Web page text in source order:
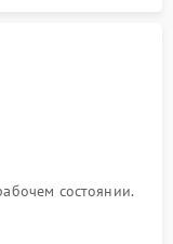
состоянии.